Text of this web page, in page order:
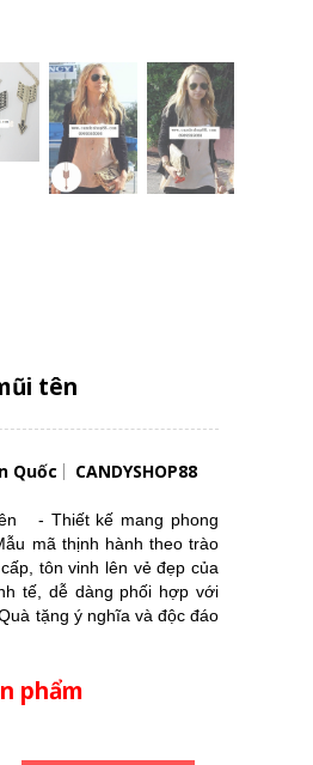
tên
Quốc CANDYSHOP88
- Thiết kế mang phong
mã thịnh hành theo trào
tôn vinh lên vẻ đẹp của
tế, dễ dàng phối hợp với
tặng ý nghĩa và độc đáo
phẩm